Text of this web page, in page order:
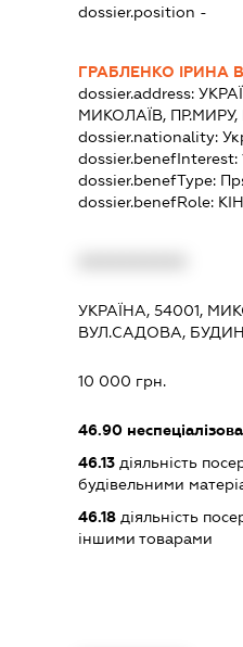
dossier.position -
ГРАБЛЕНКО ІРИНА
dossier.address:
МИКОЛАЇВ,
dossier.nationality:
dossier.benefInterest:
dossier.benefType:
dossier.benefRole:
УКРАЇНА, 54001,
ВУЛ.САДОВА,
10 000 грн.
46.90
46.13діяльність
будівельними
46.18діяльність
іншими товарами